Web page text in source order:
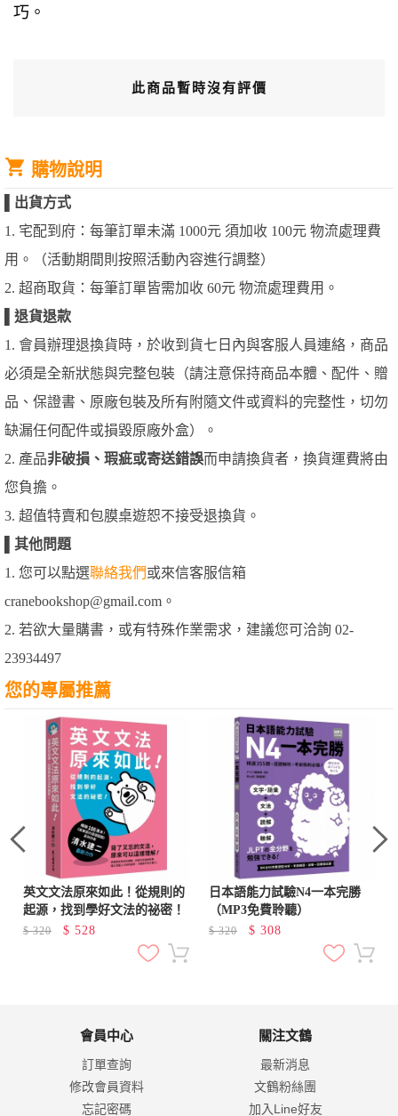
巧。
此商品暫時沒有評價
購物說明
出貨方式
1. 宅配到府：每筆訂單未滿 1000元 須加收 100元 物流處理費
用。（活動期間則按照活動內容進行調整）
2. 超商取貨：每筆訂單皆需加收 60元 物流處理費用。
退貨退款
1. 會員辦理退換貨時，於收到貨七日內與客服人員連絡，商品
必須是全新狀態與完整包裝（請注意保持商品本體、配件、贈
品、保證書、原廠包裝及所有附隨文件或資料的完整性，切勿
缺漏任何配件或損毀原廠外盒）。
2. 產品非破損、瑕疵或寄送錯誤而申請換貨者，換貨運費將由
您負擔。
3. 超值特賣和包膜桌遊恕不接受退換貨。
其他問題
1. 您可以點選聯絡我們或來信客服信箱
cranebookshop@gmail.com。
2. 若欲大量購書，或有特殊作業需求，建議您可洽詢 02-
23934497
您的專屬推薦
英文文法原來如此！從規則的
起源，找到學好文法的祕密！
$320 $ 528
日本語能力試驗N4一本完勝
（MP3免費聆聽）
$320 $ 308
會員中心
訂單查詢
修改會員資料
忘記密碼
關注文鶴
最新消息
文鶴粉絲團
加入Line好友